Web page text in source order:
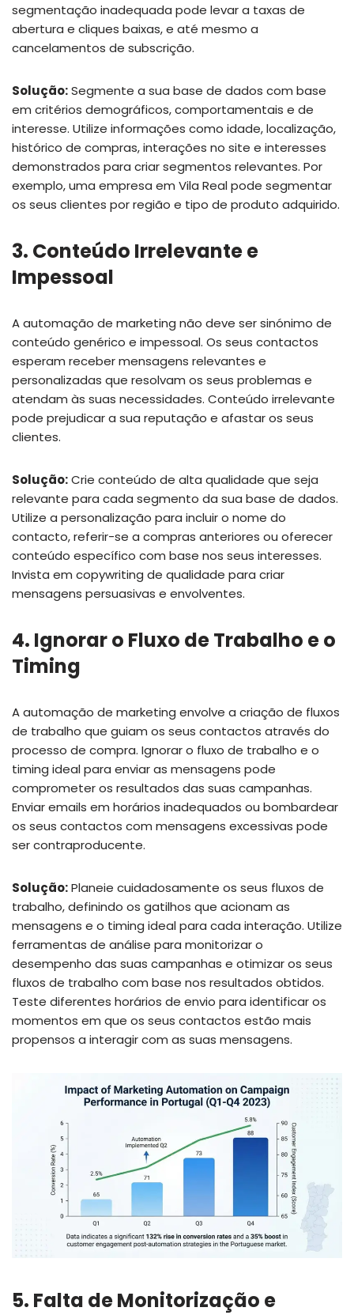
segmentação inadequada pode levar a taxas de
abertura e cliques baixas, e até mesmo a
cancelamentos de subscrição.
Solução:Segmente a sua base de dados com base
em critérios demográficos, comportamentais e de
interesse. Utilize informações como idade, localização,
histórico de compras, interações no site e interesses
demonstrados para criar segmentos relevantes. Por
exemplo, uma empresa em Vila Real pode segmentar
os seus clientes por região e tipo de produto adquirido.
3. Conteúdo Irrelevante e
Impessoal
A automação de marketing não deve ser sinónimo de
conteúdo genérico e impessoal. Os seus contactos
esperam receber mensagens relevantes e
personalizadas que resolvam os seus problemas e
atendam às suas necessidades. Conteúdo irrelevante
pode prejudicar a sua reputação e afastar os seus
clientes.
Solução:Crie conteúdo de alta qualidade que seja
relevante para cada segmento da sua base de dados.
Utilize a personalização para incluir o nome do
contacto, referir-se a compras anteriores ou oferecer
conteúdo específico com base nos seus interesses.
Invista em copywriting de qualidade para criar
mensagens persuasivas e envolventes.
4. Ignorar o Fluxo de Trabalho e o
Timing
A automação de marketing envolve a criação de fluxos
de trabalho que guiam os seus contactos através do
processo de compra. Ignorar o fluxo de trabalho e o
timing ideal para enviar as mensagens pode
comprometer os resultados das suas campanhas.
Enviar emails em horários inadequados ou bombardear
os seus contactos com mensagens excessivas pode
ser contraproducente.
Solução:Planeie cuidadosamente os seus fluxos de
trabalho, definindo os gatilhos que acionam as
mensagens e o timing ideal para cada interação. Utilize
ferramentas de análise para monitorizar o
desempenho das suas campanhas e otimizar os seus
fluxos de trabalho com base nos resultados obtidos.
Teste diferentes horários de envio para identificar os
momentos em que os seus contactos estão mais
propensos a interagir com as suas mensagens.
5. Falta de Monitorização e